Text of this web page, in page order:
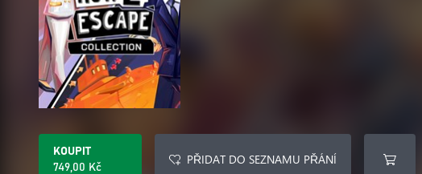
KOUPIT
749,00 Kč
PŘIDAT DO SEZNAMU PŘÁNÍ